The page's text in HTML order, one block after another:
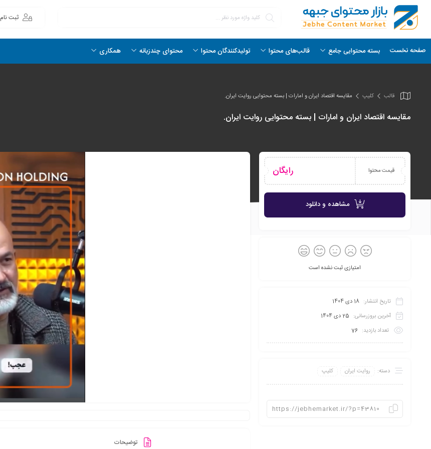
ثبت نام
صفحه نخست بسته محتوایی جامع قالب‌های محتوا تولیدکنندگان محتوا محتوای چندزبانه همکاری
قالب کلیپ مقایسه اقتصاد ایران و امارات | بسته محتوایی روایت ایران.
مقایسه اقتصاد ایران و امارات | بسته محتوایی روایت ایران.
توضیحات
قیمت محتوا رایگان
مشاهده و دانلود
امتیازی ثبت نشده است
تاریخ انتشار: 18 دی 1404
آخرین بروزرسانی: 25 دی 1404
تعداد بازدید: 76
دسته: روایت ایران کلیپ